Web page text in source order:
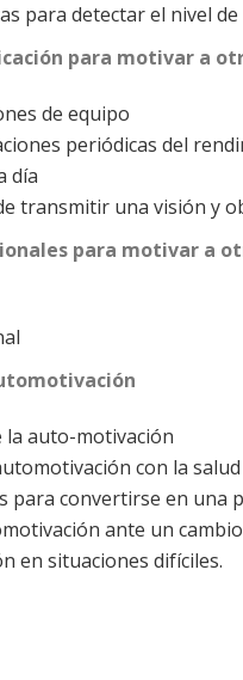
para detectar el nivel
para motivar a
de equipo
periódicas del
día
transmitir una visión y
para motivar a
la auto-motivación
con la
para convertirse en una
ante un
en situaciones difíciles.